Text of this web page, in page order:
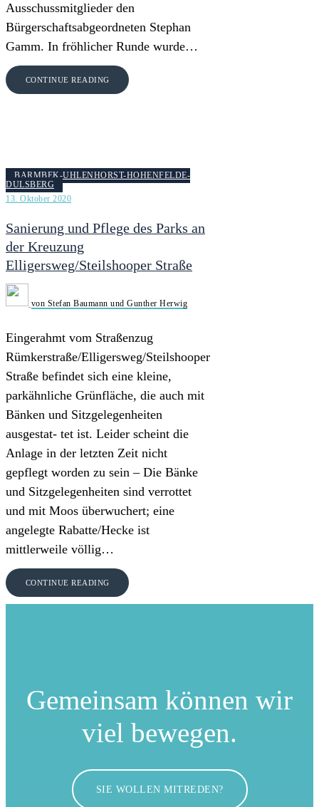
Ausschussmitglieder den
Bürgerschaftsabgeordneten Stephan
Gamm. In fröhlicher Runde wurde…
CONTINUE READING
BARMBEK-UHLENHORST-HOHENFELDE-
DULSBERG
13. Oktober 2020
Sanierung und Pflege des Parks an
der Kreuzung
Elligersweg/Steilshooper Straße
von Stefan Baumann und Gunther Herwig
Eingerahmt vom Straßenzug
Rümkerstraße/Elligersweg/Steilshooper
Straße befindet sich eine kleine,
parkähnliche Grünfläche, die auch mit
Bänken und Sitzgelegenheiten
ausgestat- tet ist. Leider scheint die
Anlage in der letzten Zeit nicht
gepflegt worden zu sein – Die Bänke
und Sitzgelegenheiten sind verrottet
und mit Moos überwuchert; eine
angelegte Rabatte/Hecke ist
mittlerweile völlig…
CONTINUE READING
Gemeinsam können wir
viel bewegen.
SIE WOLLEN MITREDEN?